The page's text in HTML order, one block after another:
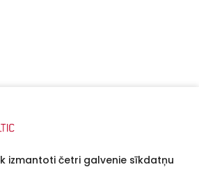
izmantoti četri galvenie sīkdatņu